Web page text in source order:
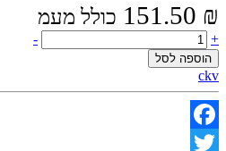
151.50 ₪ כולל מעמ
מסור
אנכי
עם
שחרור
מהיר
500W
quantity
+
-
הוספה לסל
ckv
Facebook